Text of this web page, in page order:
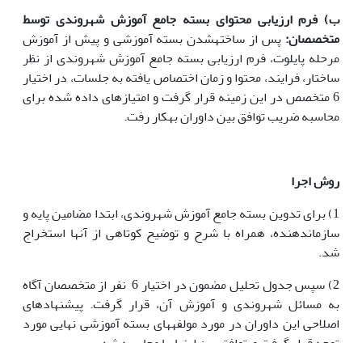
ب) فرم ارزیابی محتوای بسته جامع آموزش شهروندی توسط
متخصصان: پس از ساخته­شدن بسته آموزشی و پیش از آموزش
مرحله پایلوت، فرم ارزیابی بسته جامع آموزش شهروندی از نظر
ساختار، فرایند، محتوا و زمان اختصاص یافته به جلسات، در اختیار
6 متخصص در این زمینه قرار گرفت و امتیازهای داده شده برای
محاسبه ضریب توافق بین داوران به­کار رفت.
روش اجرا
1) برای تدوین بسته جامع آموزش شهروندی، ابتدا مضامین پایه و
سازمان­دهنده، همراه با شرح و توضیح کوتاهی از آنها استخراج
شد.
2) سپس جدول تحلیل مضمون در اختیار 6 نفر از متخصصان آگاه
به مسائل شهروندی و آموزش آن، قرار گرفت. پیشنهادهای
اصلاحی این داوران در مورد مولفه­های بسته آموزشی نهایی مورد